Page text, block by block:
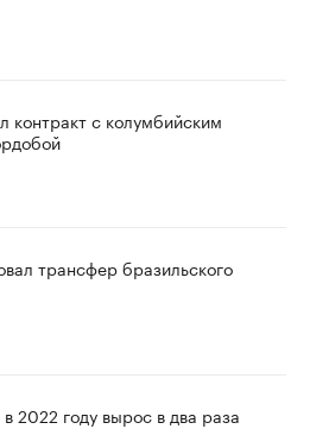
с колумбийским
трансфер бразильского
2022 году вырос в два раза